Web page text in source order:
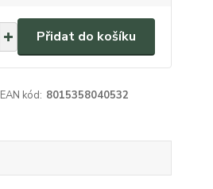
Přidat do košíku
EAN kód: 8015358040532